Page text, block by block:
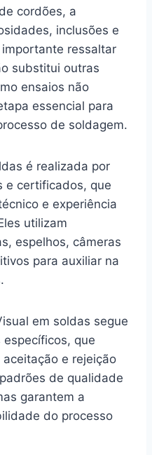
cordões, a
inclusões e
ressaltar
substitui outras
ensaios não
essencial para
de soldagem.
é realizada por
e certificados, que
e experiência
utilizam
espelhos, câmeras
para auxiliar na
em soldas segue
que
e rejeição
de qualidade
garantem a
do processo